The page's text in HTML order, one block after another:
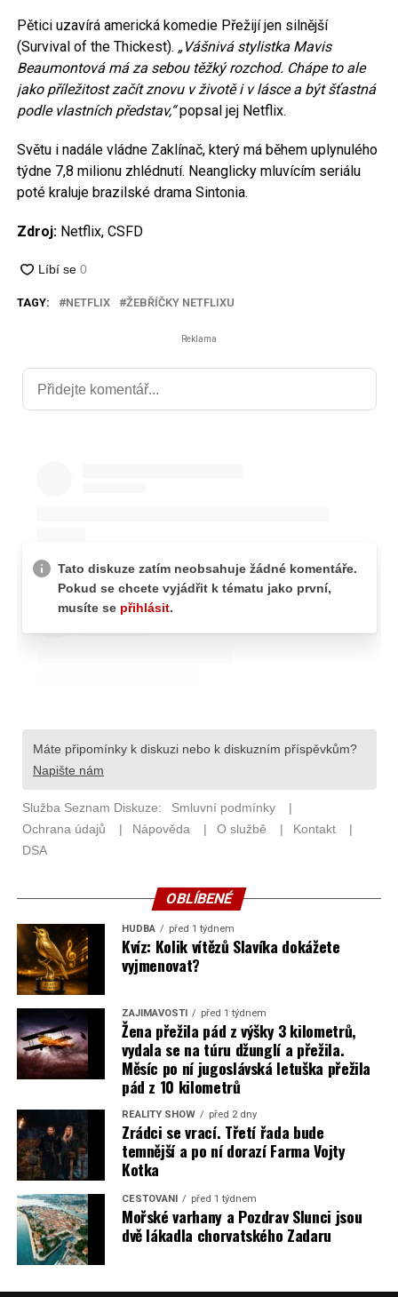
Pětici uzavírá americká komedie Přežijí jen silnější
(Survival of the Thickest). „Vášnivá stylistka Mavis
Beaumontová má za sebou těžký rozchod. Chápe to ale
jako příležitost začít znovu v životě i v lásce a být šťastná
podle vlastních představ,“popsal jej Netflix.
Světu i nadále vládne Zaklínač, který má během uplynulého
týdne 7,8 milionu zhlédnutí. Neanglicky mluvícím seriálu
poté kraluje brazilské drama Sintonia.
Zdroj:Netflix, CSFD
TAGY: NETFLIX ŽEBŘÍČKY NETFLIXU
Reklama
OBLÍBENÉ
HUDBA před 1 týdnem
Kvíz: Kolik vítězů Slavíka dokážete
vyjmenovat?
ZAJÍMAVOSTI před 1 týdnem
Žena přežila pád z výšky 3 kilometrů,
vydala se na túru džunglí a přežila.
Měsíc po ní jugoslávská letuška přežila
pád z 10 kilometrů
REALITY SHOW před 2 dny
Zrádci se vrací. Třetí řada bude
temnější a po ní dorazí Farma Vojty
Kotka
CESTOVÁNÍ před 1 týdnem
Mořské varhany a Pozdrav Slunci jsou
dvě lákadla chorvatského Zadaru